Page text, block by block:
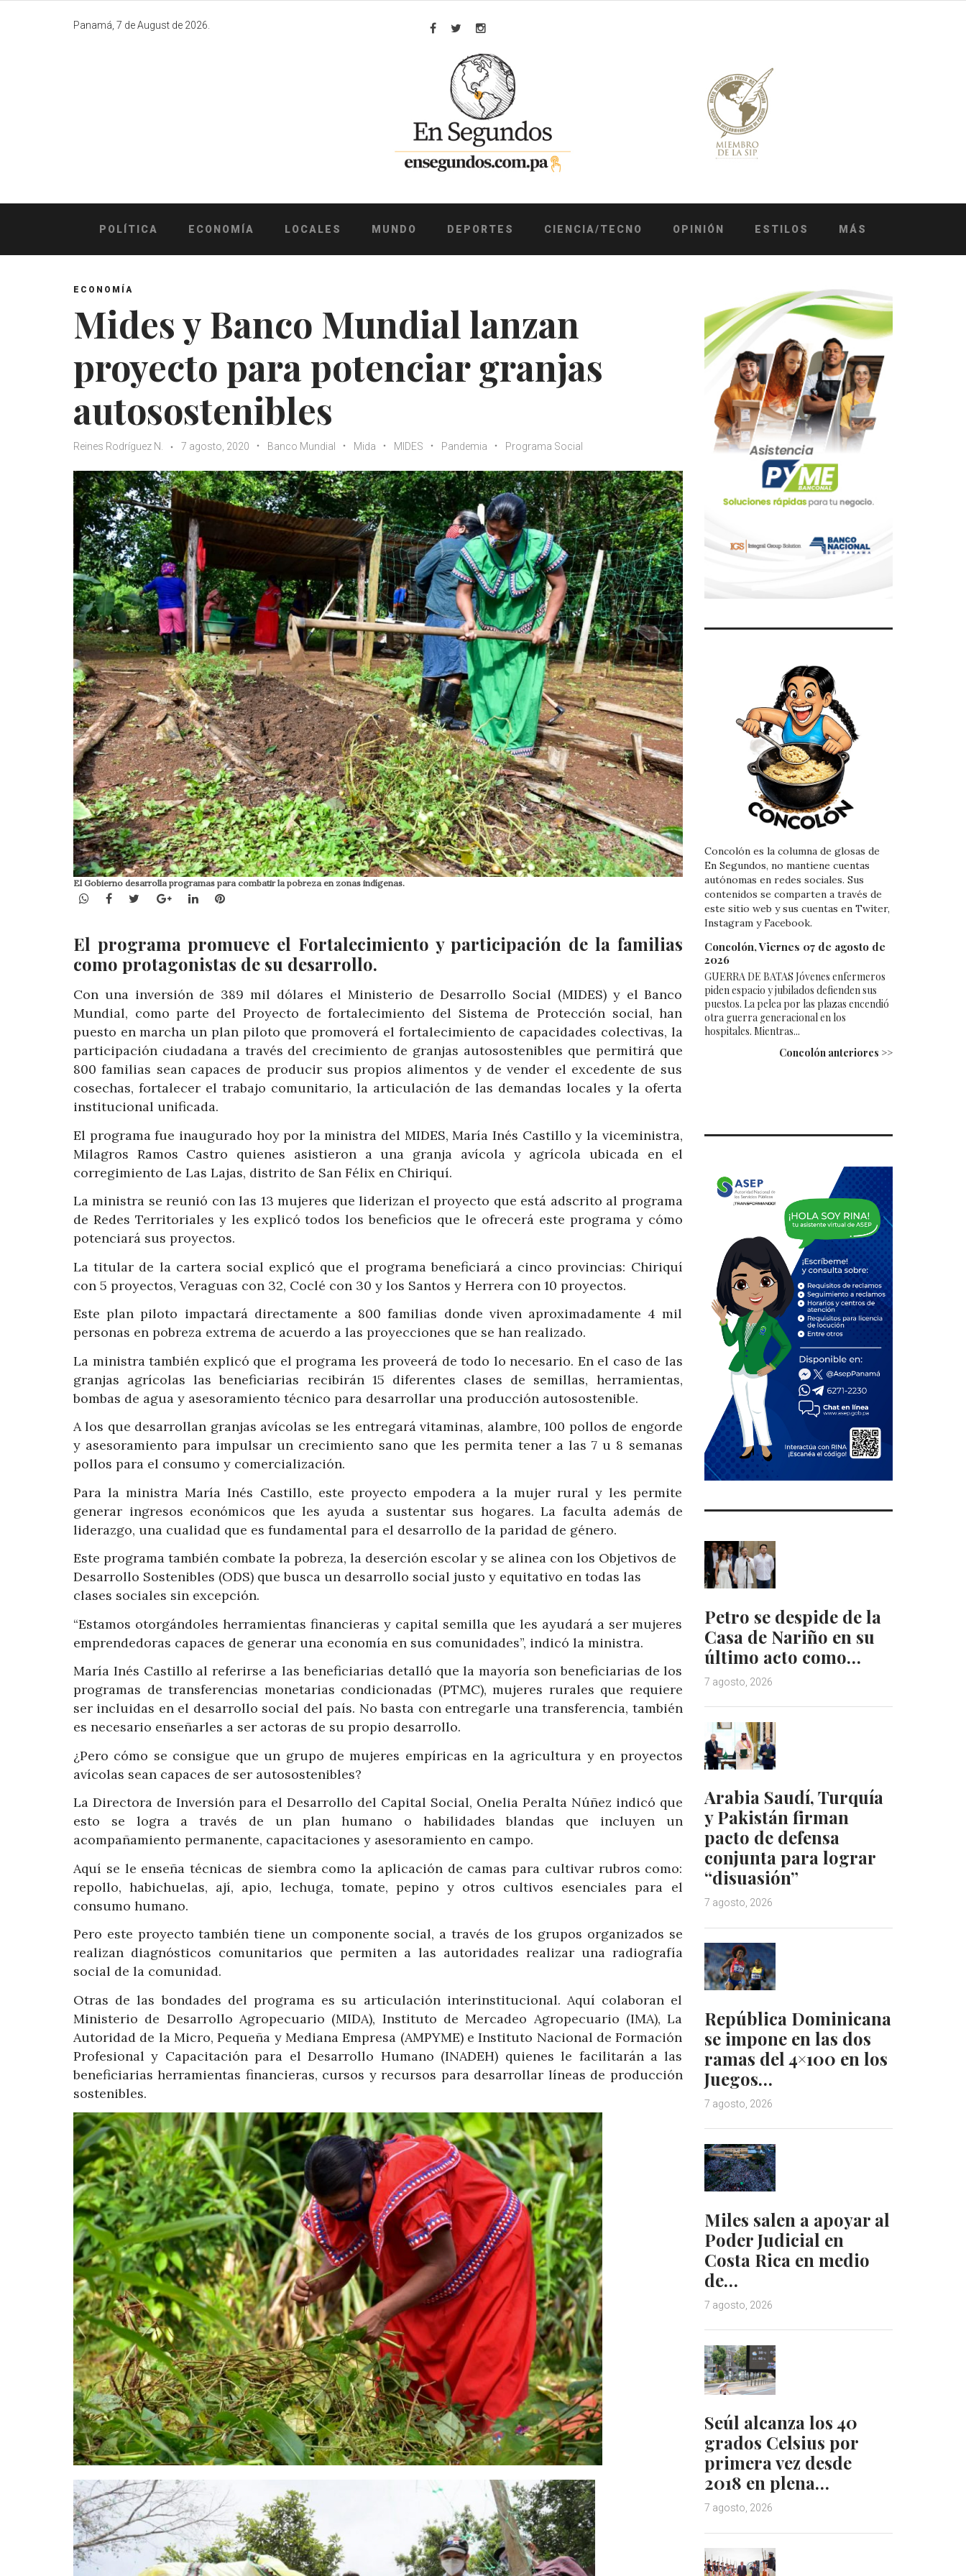
Panamá, 7 de August de 2026.
Facebook
TwitterInstagram
POLÍTICA ECONOMÍA LOCALES MUNDO DEPORTES CIENCIA/TECNO OPINIÓN ESTILOS MÁS
ECONOMÍA
Mides y Banco Mundial lanzan
proyecto para potenciar granjas
autosostenibles
Reines Rodríguez N. 7 agosto, 2020 Banco Mundial Mida MIDES Pandemia Programa Social
El Gobierno desarrolla programas para combatir la pobreza en zonas indígenas.
WhatsApp
Facebook
TwitterGoogle+LinkedInPinterest
El programa promueve el Fortalecimiento y participación de la familias
como protagonistas de su desarrollo.
Con una inversión de 389 mil dólares el Ministerio de Desarrollo Social (MIDES) y el Banco
Mundial, como parte del Proyecto de fortalecimiento del Sistema de Protección social, han
puesto en marcha un plan piloto que promoverá el fortalecimiento de capacidades colectivas, la
participación ciudadana a través del crecimiento de granjas autosostenibles que permitirá que
800 familias sean capaces de producir sus propios alimentos y de vender el excedente de sus
cosechas, fortalecer el trabajo comunitario, la articulación de las demandas locales y la oferta
institucional unificada.
El programa fue inaugurado hoy por la ministra del MIDES, María Inés Castillo y la viceministra,
Milagros Ramos Castro quienes asistieron a una granja avícola y agrícola ubicada en el
corregimiento de Las Lajas, distrito de San Félix en Chiriquí.
La ministra se reunió con las 13 mujeres que liderizan el proyecto que está adscrito al programa
de Redes Territoriales y les explicó todos los beneficios que le ofrecerá este programa y cómo
potenciará sus proyectos.
La titular de la cartera social explicó que el programa beneficiará a cinco provincias: Chiriquí
con 5 proyectos, Veraguas con 32, Coclé con 30 y los Santos y Herrera con 10 proyectos.
Este plan piloto impactará directamente a 800 familias donde viven aproximadamente 4 mil
personas en pobreza extrema de acuerdo a las proyecciones que se han realizado.
La ministra también explicó que el programa les proveerá de todo lo necesario. En el caso de las
granjas agrícolas las beneficiarias recibirán 15 diferentes clases de semillas, herramientas,
bombas de agua y asesoramiento técnico para desarrollar una producción autosostenible.
A los que desarrollan granjas avícolas se les entregará vitaminas, alambre, 100 pollos de engorde
y asesoramiento para impulsar un crecimiento sano que les permita tener a las 7 u 8 semanas
pollos para el consumo y comercialización.
Para la ministra María Inés Castillo, este proyecto empodera a la mujer rural y les permite
generar ingresos económicos que les ayuda a sustentar sus hogares. La faculta además de
liderazgo, una cualidad que es fundamental para el desarrollo de la paridad de género.
Este programa también combate la pobreza, la deserción escolar y se alinea con los Objetivos de
Desarrollo Sostenibles (ODS) que busca un desarrollo social justo y equitativo en todas las
clases sociales sin excepción.
“Estamos otorgándoles herramientas financieras y capital semilla que les ayudará a ser mujeres
emprendedoras capaces de generar una economía en sus comunidades”, indicó la ministra.
María Inés Castillo al referirse a las beneficiarias detalló que la mayoría son beneficiarias de los
programas de transferencias monetarias condicionadas (PTMC), mujeres rurales que requiere
ser incluidas en el desarrollo social del país. No basta con entregarle una transferencia, también
es necesario enseñarles a ser actoras de su propio desarrollo.
¿Pero cómo se consigue que un grupo de mujeres empíricas en la agricultura y en proyectos
avícolas sean capaces de ser autosostenibles?
La Directora de Inversión para el Desarrollo del Capital Social, Onelia Peralta Núñez indicó que
esto se logra a través de un plan humano o habilidades blandas que incluyen un
acompañamiento permanente, capacitaciones y asesoramiento en campo.
Aquí se le enseña técnicas de siembra como la aplicación de camas para cultivar rubros como:
repollo, habichuelas, ají, apio, lechuga, tomate, pepino y otros cultivos esenciales para el
consumo humano.
Pero este proyecto también tiene un componente social, a través de los grupos organizados se
realizan diagnósticos comunitarios que permiten a las autoridades realizar una radiografía
social de la comunidad.
Otras de las bondades del programa es su articulación interinstitucional. Aquí colaboran el
Ministerio de Desarrollo Agropecuario (MIDA), Instituto de Mercadeo Agropecuario (IMA), La
Autoridad de la Micro, Pequeña y Mediana Empresa (AMPYME) e Instituto Nacional de Formación
Profesional y Capacitación para el Desarrollo Humano (INADEH) quienes le facilitarán a las
beneficiarias herramientas financieras, cursos y recursos para desarrollar líneas de producción
sostenibles.
Concolón es la columna de glosas de
En Segundos, no mantiene cuentas
autónomas en redes sociales. Sus
contenidos se comparten a través de
este sitio web y sus cuentas en Twiter,
Instagram y Facebook.
Concolón, Viernes 07 de agosto de
2026
GUERRA DE BATAS Jóvenes enfermeros
piden espacio y jubilados defienden sus
puestos. La pelea por las plazas encendió
otra guerra generacional en los
hospitales. Mientras...
Concolón anteriores >>
Petro se despide de la
Casa de Nariño en su
último acto como…
7 agosto, 2026
Arabia Saudí, Turquía
y Pakistán firman
pacto de defensa
conjunta para lograr
“disuasión”
7 agosto, 2026
República Dominicana
se impone en las dos
ramas del 4×100 en los
Juegos…
7 agosto, 2026
Miles salen a apoyar al
Poder Judicial en
Costa Rica en medio
de…
7 agosto, 2026
Seúl alcanza los 40
grados Celsius por
primera vez desde
2018 en plena…
7 agosto, 2026